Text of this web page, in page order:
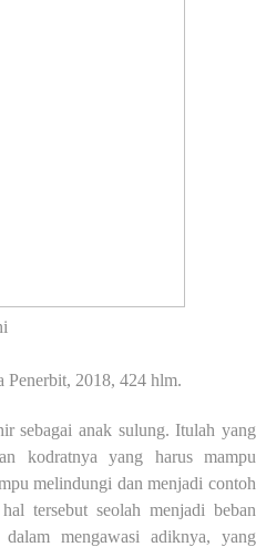
Penerbit, 2018, 424 hlm.
sebagai anak sulung. Itulah yang
kodratnya yang harus mampu
melindungi dan menjadi contoh
tersebut seolah menjadi beban
mengawasi adiknya, yang